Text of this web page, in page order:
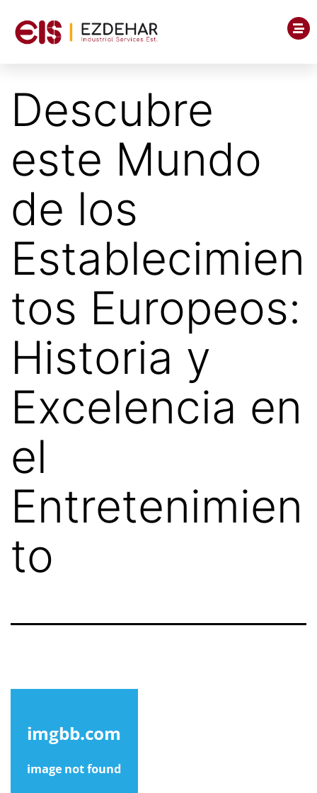
Descubre
este Mundo
de los
Establecimien
tos Europeos:
Historia y
Excelencia en
el
Entretenimien
to